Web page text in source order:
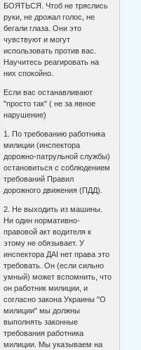
БОЯТЬСЯ. Чтоб не тряслись
руки, не дрожал голос, не
бегали глаза. Они это
чувствуют и могут
использовать против вас.
Научитесь реагировать на
них спокойно.
Если вас останавливают
"просто так" ( не за явное
нарушение)
1. По требованию работника
милиции (инспектора
дорожно-патрульной службы)
остановиться с соблюдением
требований Правил
дорожного движения (ПДД).
2. Не выходить из машины.
Ни один нормативно-
правовой акт водителя к
этому не обязывает. У
инспектора ДАІ нет права это
требовать. Он (если сильно
умный) может вспомнить, что
он работник милиции, и
согласно закона Украины "О
милиции" мы должны
выполнять законные
требования работника
милиции. Мы указываем на